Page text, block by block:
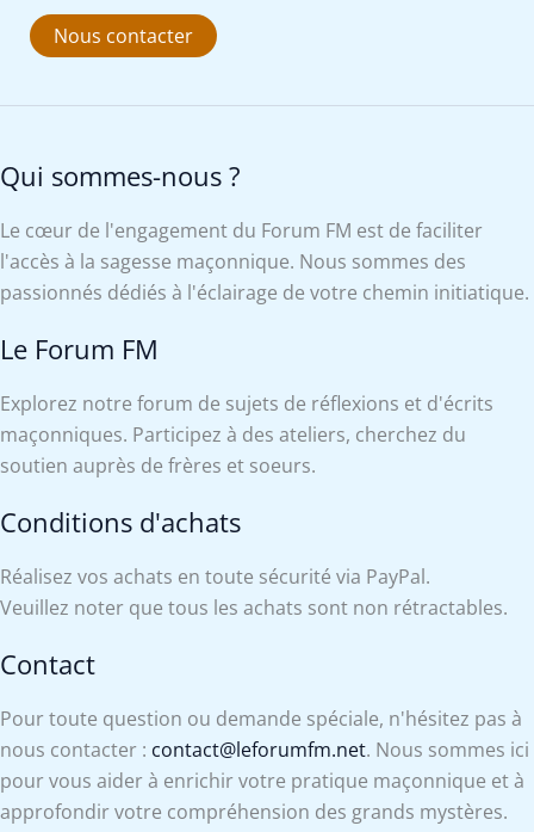
Nous contacter
Qui sommes-nous ?
Le cœur de l'engagement du Forum FM est de faciliter
l'accès à la sagesse maçonnique. Nous sommes des
passionnés dédiés à l'éclairage de votre chemin initiatique.
Le Forum FM
Explorez notre forum de sujets de réflexions et d'écrits
maçonniques. Participez à des ateliers, cherchez du
soutien auprès de frères et soeurs.
Conditions d'achats
Réalisez vos achats en toute sécurité via PayPal.
Veuillez noter que tous les achats sont non rétractables.
Contact
Pour toute question ou demande spéciale, n'hésitez pas à
nous contacter : contact@leforumfm.net. Nous sommes ici
pour vous aider à enrichir votre pratique maçonnique et à
approfondir votre compréhension des grands mystères.